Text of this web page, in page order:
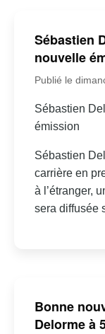
Sébastien
nouvelle
Publié le
Sébastien
émission
Sébastien
carrière en
à l’étranger,
sera diffusée
Bonne
Delorme à